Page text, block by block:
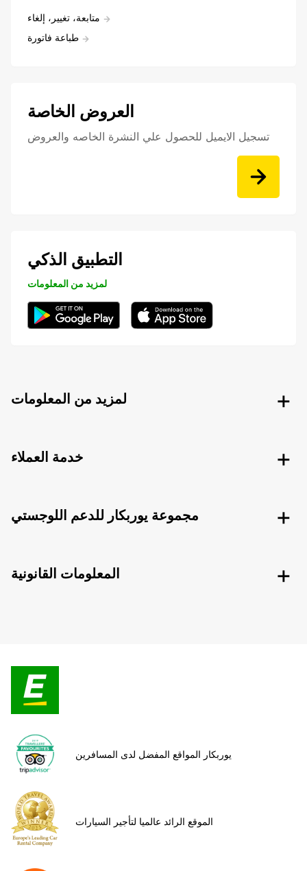
متابعة، تغيير، إلغاء
طباعة فاتورة
العروض الخاصة
تسجيل الايميل للحصول علي النشرة الخاصه والعروض
التطبيق الذكي
لمزيد من المعلومات
لمزيد من المعلومات
خدمة العملاء
مجموعة يوربكار للدعم اللوجستي
المعلومات القانونية
يوربكار المواقع المفضل لدى المسافرين
الموقع الرائد عالميا لتأجير السيارات